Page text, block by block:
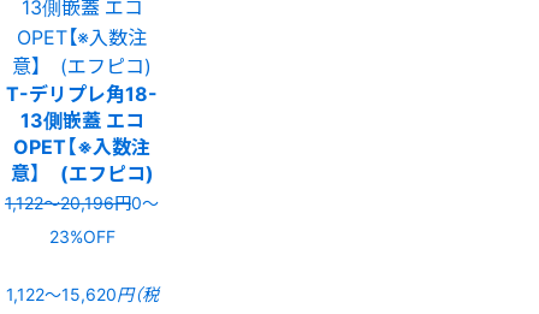
T-デリプレ角18-
13側嵌蓋 エコ
OPET【※入数注
意】 (エフピコ)
1,122〜20,196円0〜
23%OFF
1,122〜15,620円（税